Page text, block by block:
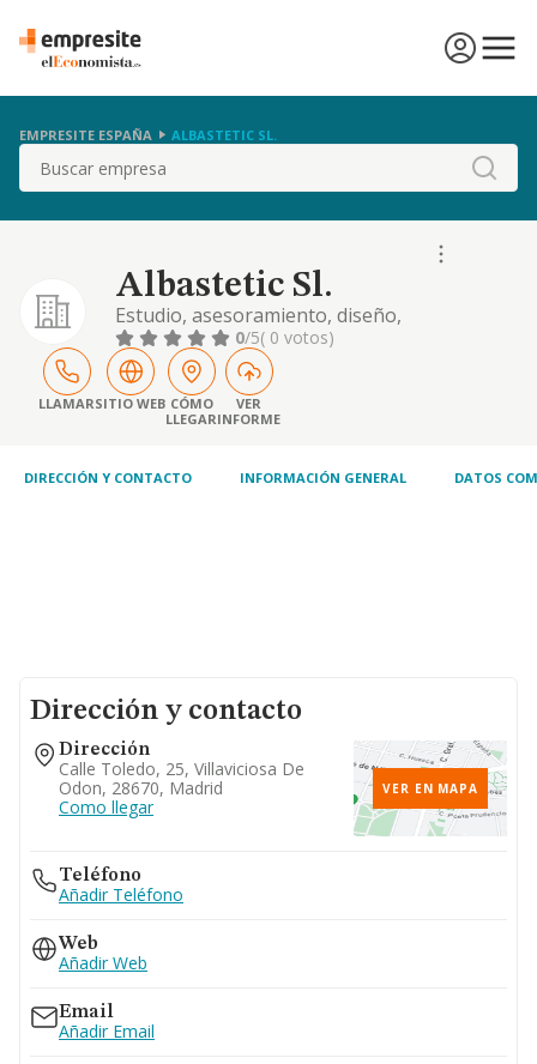
EMPRESITE ESPAÑA ALBASTETIC SL.
Buscar
Albastetic Sl.
Estudio, asesoramiento, diseño,
implantación, fabricación, distribución y
comercialización, venta, equipamiento y
administración de toda clase de productos
relacionados con actividades del sector de la
estética, incluso la medicina estética,
0/5( 0 votos)
LLAMARSITIO WEB CÓMO
LLEGAR
VER
INFORME
DIRECCIÓN Y CONTACTO INFORMACIÓN GENERAL DATOS
Dirección y contacto
Dirección
Calle Toledo, 25, Villaviciosa De
Odon, 28670, Madrid
Como llegar
VER EN MAPA
Teléfono
Añadir Teléfono
Web
Añadir Web
Email
Añadir Email